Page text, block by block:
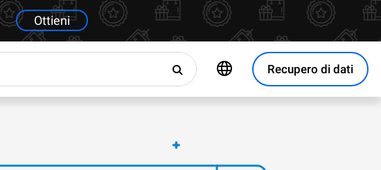
Ottieni
Recupero di dati